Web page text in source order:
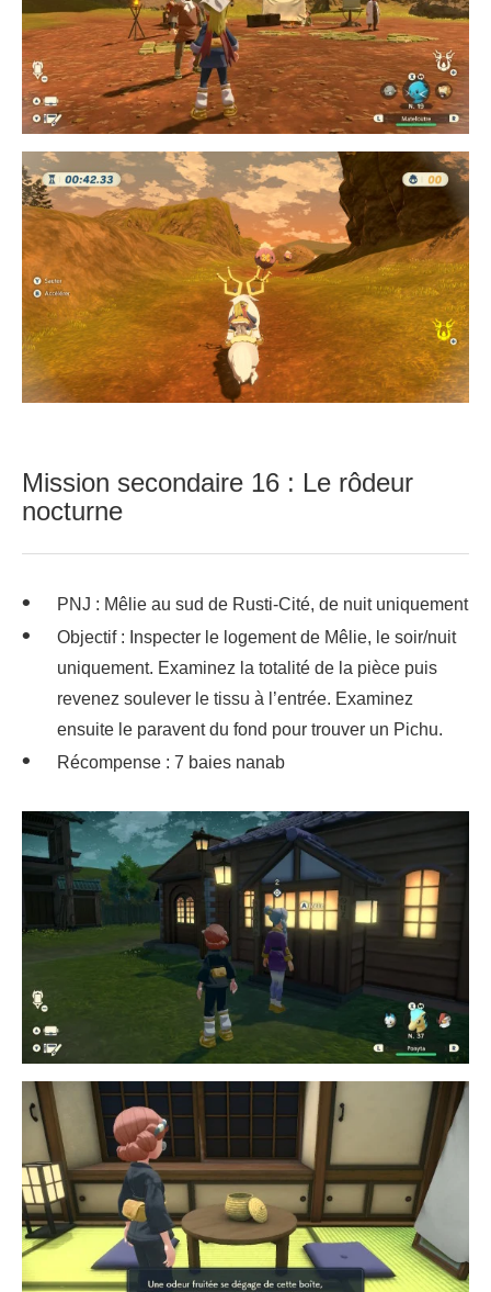
Mission secondaire 16 : Le rôdeur
nocturne
PNJ : Mêlie au sud de Rusti-Cité, de nuit uniquement
Objectif : Inspecter le logement de Mêlie, le soir/nuit
uniquement. Examinez la totalité de la pièce puis
revenez soulever le tissu à l’entrée. Examinez
ensuite le paravent du fond pour trouver un Pichu.
Récompense : 7 baies nanab